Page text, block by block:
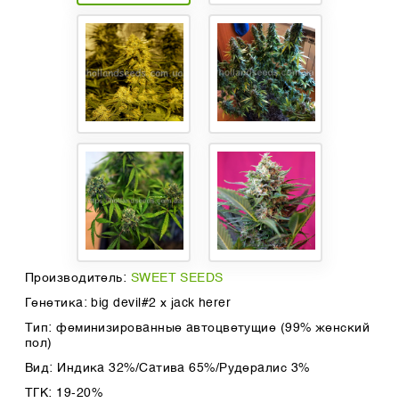
Производитель: SWEET SEEDS
Генетика: big devil#2 x jack herer
Тип: феминизированные автоцветущие (99% женский
пол)
Вид: Индика 32%/Сатива 65%/Рудералис 3%
ТГК: 19-20%